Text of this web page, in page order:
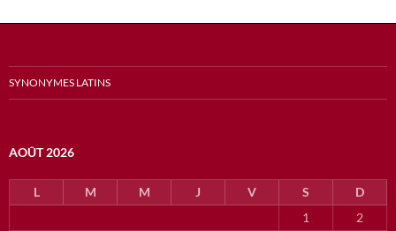
SYNONYMES LATINS
AOÛT 2026
L M M J V S
D
1
2